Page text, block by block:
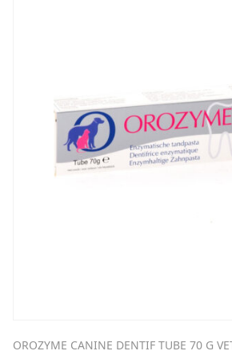
OROZYME CANINE DENTIF TUBE 70 G